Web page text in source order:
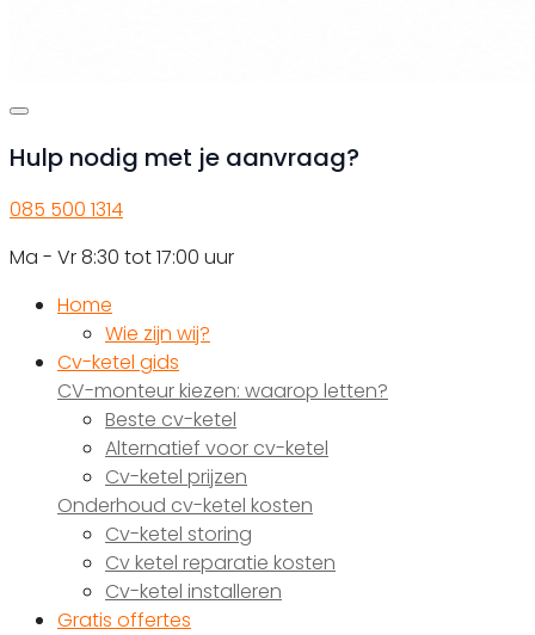
Hulp nodig met je aanvraag?
085 500 1314
Ma - Vr 8:30 tot 17:00 uur
Home
Wie zijn wij?
Cv-ketel gids
CV-monteur kiezen: waarop letten?
Beste cv-ketel
Alternatief voor cv-ketel
Cv-ketel prijzen
Onderhoud cv-ketel kosten
Cv-ketel storing
Cv ketel reparatie kosten
Cv-ketel installeren
Gratis offertes